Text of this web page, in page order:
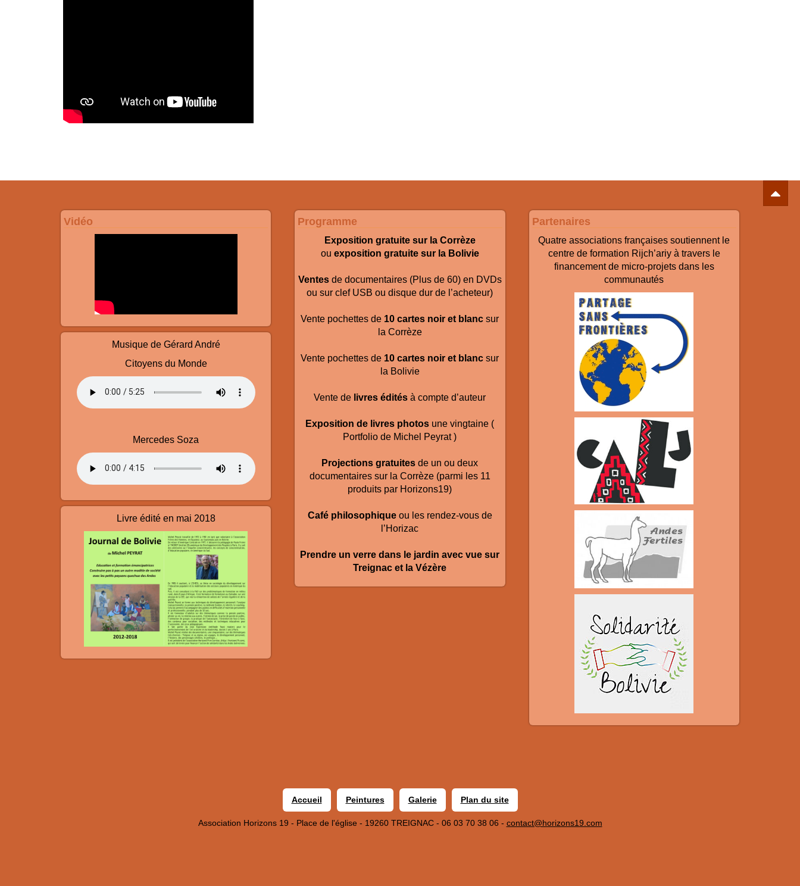
Vidéo
Musique de Gérard André
Citoyens du Monde
Mercedes Soza
Livre édité en mai 2018
Programme
Exposition gratuite sur la Corrèze
ou exposition gratuite sur la Bolivie
Ventesde documentaires (Plus de 60) en DVDs
ou sur clef USB ou disque dur de l’acheteur)
Vente pochettes de 10 cartes noir et blanc sur
la Corrèze
Vente pochettes de 10 cartes noir et blanc sur
la Bolivie
Vente de livres édités à compte d’auteur
Exposition de livres photos une vingtaine (
Portfolio de Michel Peyrat )
Projections gratuites de un ou deux
documentaires sur la Corrèze (parmi les 11
produits par Horizons19)
Café philosophiqueou les rendez-vous de
l’Horizac
Prendre un verre dans le jardin avec vue sur
Treignac et la Vézère
Partenaires
Quatre associations françaises soutiennent le
centre de formation Rijch’ariy à travers le
financement de micro-projets dans les
communautés
Accueil Peintures Galerie Plan du site
Association Horizons 19 - Place de l'église - 19260 TREIGNAC - 06 03 70 38 06 - contact@horizons19.com